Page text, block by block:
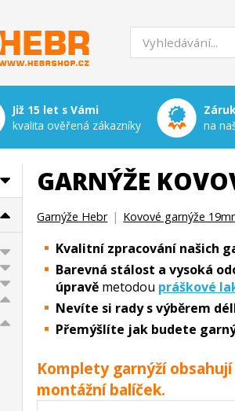
Již 15 let s Vámi
kvalita ověřená zákazníky
na
GARNÝŽE
Garnýže Hebr | Kovové garnýže
Kvalitní zpracování našich
Barevná stálost a vysoká
úpravě metodou práškové
Nevíte si rady s výběrem
Přemýšlíte jak budete
Komplety garnýží
montážní balíček.